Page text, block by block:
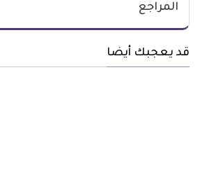
المراجع
قد يعجبك أيضا